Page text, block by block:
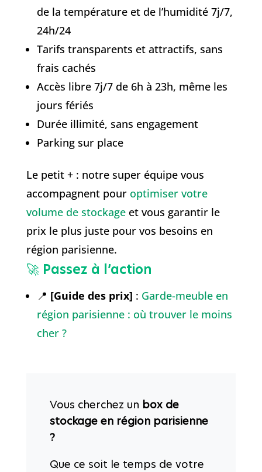
de la température et de l’humidité 7j/7,
24h/24
Tarifs transparents et attractifs, sans
frais cachés
Accès libre 7j/7 de 6h à 23h, même les
jours fériés
Durée illimité, sans engagement
Parking sur place
Le petit + : notre super équipe vous
accompagnent pour optimiser votre
volume de stockageet vous garantir le
prix le plus juste pour vos besoins en
région parisienne.
🚀 Passez à l’action
📍 [Guide des prix] : Garde-meuble en
région parisienne : où trouver le moins
cher ?
Vous cherchez un box de
stockage en région parisienne
?
Que ce soit le temps de votre